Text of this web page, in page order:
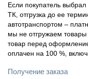
Если покупатель
ТК, отгрузка до ее
автотранспортом –
мы не отгружаем
товар перед
оплачен на 100 %,
Получение заказа